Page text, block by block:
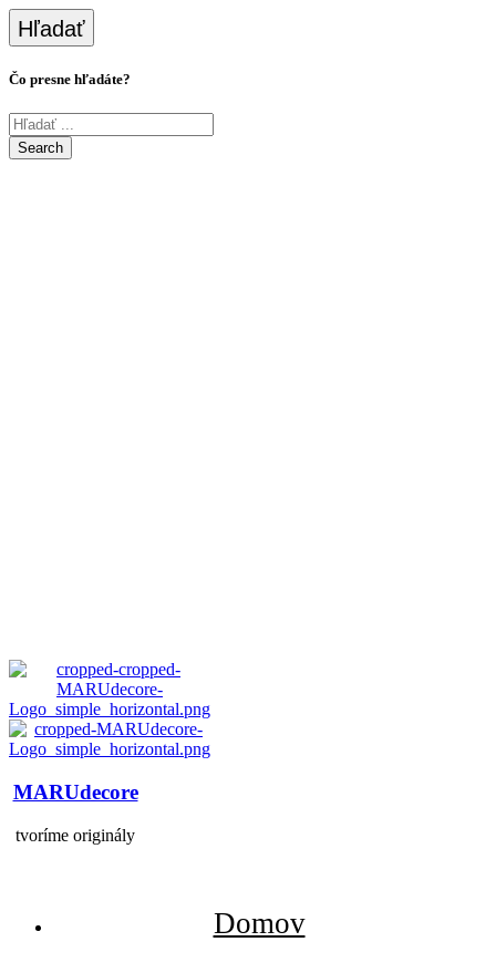
Hľadať
Čo presne hľadáte?
MARUdecore
tvoríme originály
Domov